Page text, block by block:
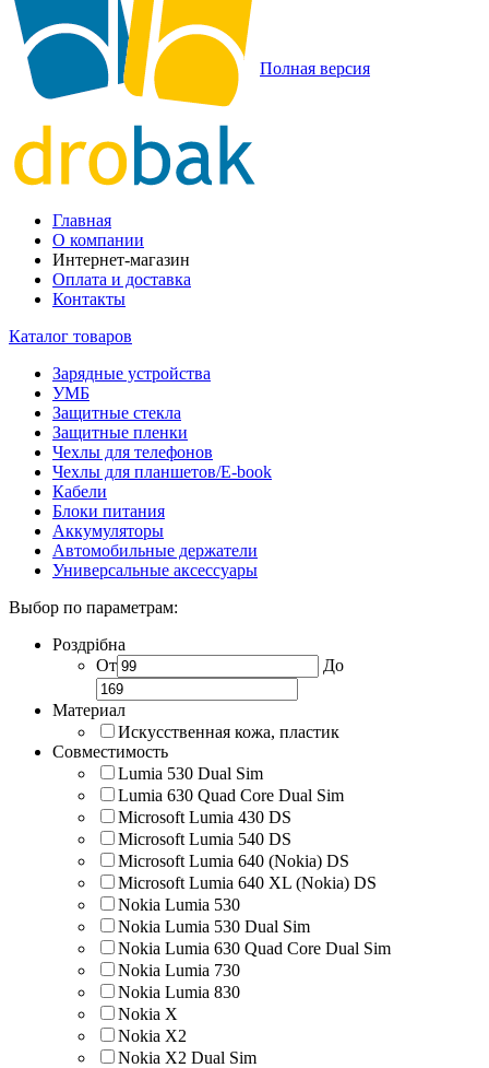
Полная версия
Главная
О компании
Интернет-магазин
Оплата и доставка
Контакты
Каталог товаров
Зарядные устройства
УМБ
Защитные стекла
Защитные пленки
Чехлы для телефонов
Чехлы для планшетов/E-book
Кабели
Блоки питания
Аккумуляторы
Автомобильные держатели
Универсальные аксессуары
Выбор по параметрам:
Роздрібна
От
До
Материал
Искусственная кожа, пластик
Совместимость
Lumia 530 Dual Sim
Lumia 630 Quad Core Dual Sim
Microsoft Lumia 430 DS
Microsoft Lumia 540 DS
Microsoft Lumia 640 (Nokia) DS
Microsoft Lumia 640 XL (Nokia) DS
Nokia Lumia 530
Nokia Lumia 530 Dual Sim
Nokia Lumia 630 Quad Core Dual Sim
Nokia Lumia 730
Nokia Lumia 830
Nokia X
Nokia X2
Nokia X2 Dual Sim